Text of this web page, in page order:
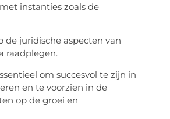
instanties zoals de
de juridische aspecten van
raadplegen.
om succesvol te zijn in
en te voorzien in de
op de groei en